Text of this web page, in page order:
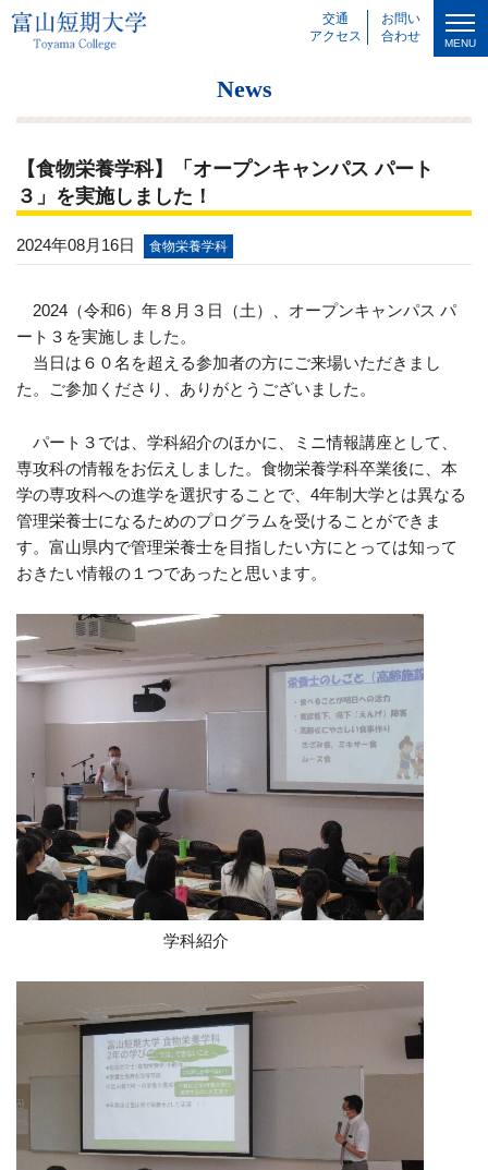
交通
アクセス
お問い
合わせ
MENU
News
【食物栄養学科】「オープンキャンパス パート
３」を実施しました！
2024年08月16日 食物栄養学科
2024（令和6）年８月３日（土）、オープンキャンパス パ
ート３を実施しました。
当日は６０名を超える参加者の方にご来場いただきまし
た。ご参加くださり、ありがとうございました。
パート３では、学科紹介のほかに、ミニ情報講座として、
専攻科の情報をお伝えしました。食物栄養学科卒業後に、本
学の専攻科への進学を選択することで、 4年制大学とは異なる
管理栄養士になるためのプログラムを受けることができま
す。富山県内で管理栄養士を目指したい方にとっては知って
おきたい情報の１つであったと思います。
学科紹介